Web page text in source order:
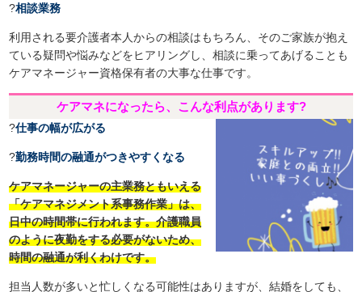
?相談業務
利用される要介護者本人からの相談はもちろん、そのご家族が抱え
ている疑問や悩みなどをヒアリングし、相談に乗ってあげることも
ケアマネージャー資格保有者の大事な仕事です。
ケアマネになったら、こんな利点があります?
?仕事の幅が広がる
?勤務時間の融通がつきやすくなる
ケアマネージャーの主業務ともいえる
「ケアマネジメント系事務作業」は、
日中の時間帯に行われます。介護職員
のように夜勤をする必要がないため、
時間の融通が利くわけです。
担当人数が多いと忙しくなる可能性はありますが、結婚をしても、